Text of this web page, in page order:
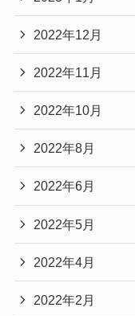
2022年12月
2022年11月
2022年10月
2022年8月
2022年6月
2022年5月
2022年4月
2022年2月